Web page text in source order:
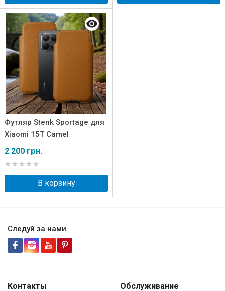
Футляр Stenk Sportage для
Xiaomi 15T Camel
2 200 грн.
В корзину
Следуй за нами
Контакты Обслуживание